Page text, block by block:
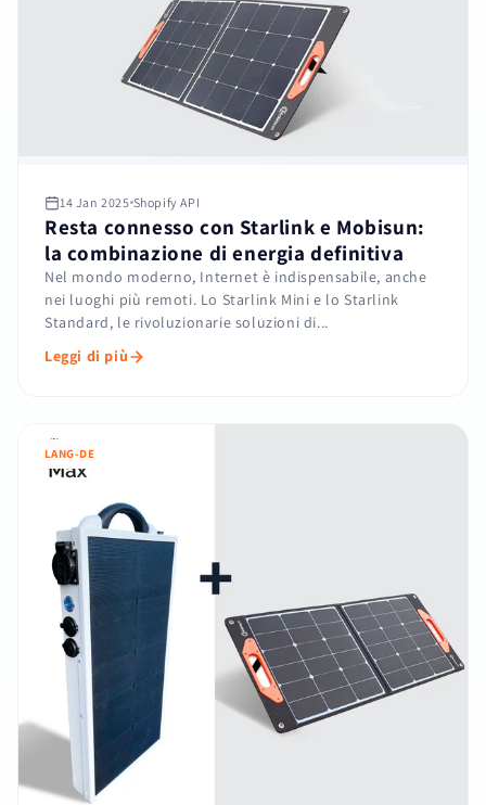
14 Jan 2025 Shopify API
Resta connesso con Starlink e Mobisun:
la combinazione di energia definitiva
Nel mondo moderno, Internet è indispensabile, anche
nei luoghi più remoti. Lo Starlink Mini e lo Starlink
Standard, le rivoluzionarie soluzioni di...
Leggi di più
LANG-DE